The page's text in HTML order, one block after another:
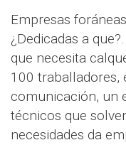
Empresas
¿Dedicadas a
que necesita
100 traballadores,
comunicación, un
técnicos que
necesidades da